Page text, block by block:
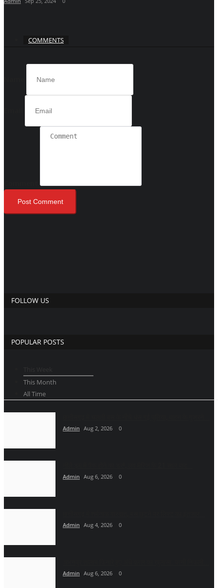
COMMENTS
Post Comment
FOLLOW US
POPULAR POSTS
This Month
All Time
Admin Aug 2, 2026 0
Admin Aug 6, 2026 0
Admin Aug 4, 2026 0
Admin Aug 6, 2026 0